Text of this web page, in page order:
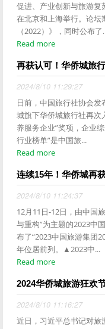
促进、产业创新与旅游复
在北京和上海举行。论
（2022）》，同时公布了
Read more
再获认可！华侨城旅
2024/8/10 11:29:27
日前，中国旅行社协会
城旗下华侨城旅行社再次
养服务企业”奖项，企业
行业榜单”是中国旅...
Read more
连续15年！华侨城再
2024/8/10 11:24:37
12月11日-12日，由中国
与重构”为主题的2023中
布了“2023中国旅游集团
年位居前列。▲2023中...
Read more
2024华侨城旅游狂欢
2024/8/10 11:16:27
近日，习近平总书记对旅